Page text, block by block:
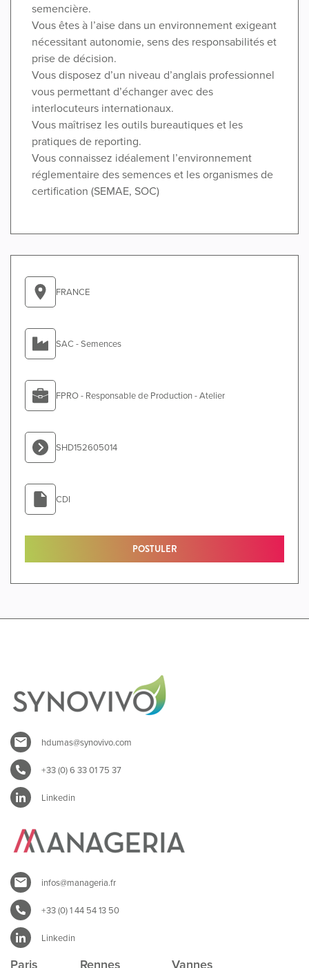
semencière.
Vous êtes à l’aise dans un environnement exigeant
nécessitant autonomie, sens des responsabilités et
prise de décision.
Vous disposez d’un niveau d’anglais professionnel
vous permettant d’échanger avec des
interlocuteurs internationaux.
Vous maîtrisez les outils bureautiques et les
pratiques de reporting.
Vous connaissez idéalement l’environnement
réglementaire des semences et les organismes de
certification (SEMAE, SOC)
FRANCE
SAC - Semences
FPRO - Responsable de Production - Atelier
SHD152605014
CDI
POSTULER
hdumas@synovivo.com
+33 (0) 6 33 01 75 37
Linkedin
infos@manageria.fr
+33 (0) 1 44 54 13 50
Linkedin
Paris Rennes Vannes